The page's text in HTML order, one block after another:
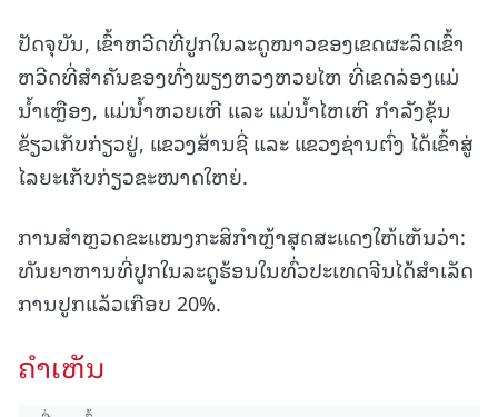
ປັດຈຸບັນ, ເຂົ້າຫວີດທີ່ປູກໃນລະດູໜາວຂອງເຂດຜະລິດເຂົ້າ
ຫວີດທີ່ສຳຄັນຂອງທົ່ງພຽງຫວງຫວຍໄຫ ທີ່ເຂດລ່ອງແມ່
ນ້ຳເຫຼືອງ, ແມ່ນ້ຳຫວຍເຫີ ແລະ ແມ່ນ້ຳໄຫເຫີ ກຳລັງຂຸ້ນ
ຂ້ຽວເກັບກ່ຽວຢູ່, ແຂວງສ້ານຊີ່ ແລະ ແຂວງຊ່ານຕົ່ງ ໄດ້ເຂົ້າສູ່
ໄລຍະເກັບກ່ຽວຂະໜາດໃຫຍ່.
ການສຳຫຼວດຂະແໜງກະສິກຳຫຼ້າສຸດສະແດງໃຫ້ເຫັນວ່າ:
ທັນຍາຫານທີ່ປູກໃນລະດູຮ້ອນໃນທົ່ວປະເທດຈີນໄດ້ສຳເລັດ
ການປູກແລ້ວເກືອບ 20%.
ຄໍາເຫັນ